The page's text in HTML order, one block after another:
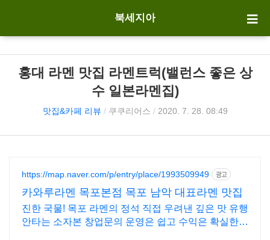
북세지아
홍대 라멘 맛집 라멘트럭(밸런스 좋은 상
수 일본라멘집)
맛집&카페 리뷰 / 쿠쿠리어스 / 2020. 7. 28. 08:49
https://map.naver.com/p/entry/place/1993509949 광고
카와루라멘 목포본점 목포 남악 대표라멘 맛집
진한 국물! 목포 라멘의 정석 직접 우려낸 깊은 맛 유행
안타는 소자본 창업문의 운영은 쉽고 수익은 확실한